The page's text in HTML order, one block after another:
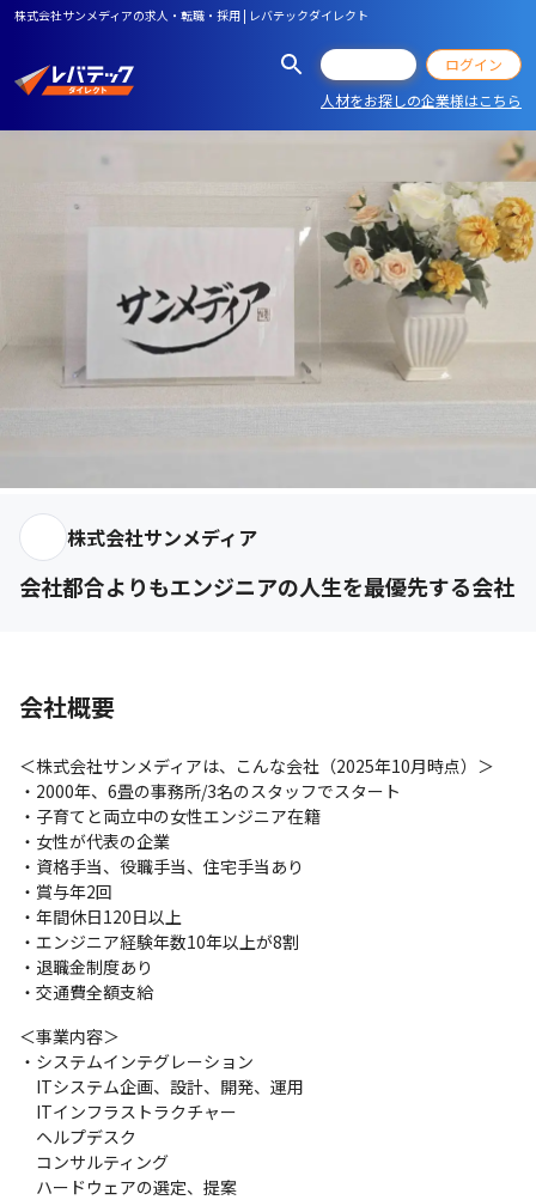
株式会社サンメディアの求人・転職・採用 | レバテックダイレクト
ログイン
人材をお探しの企業様はこちら
株式会社サンメディア
会社都合よりもエンジニアの人生を最優先する会社
会社概要
＜株式会社サンメディアは、こんな会社（2025年10月時点）＞
・2000年、6畳の事務所/3名のスタッフでスタート
・子育てと両立中の女性エンジニア在籍
・女性が代表の企業
・資格手当、役職手当、住宅手当あり
・賞与年2回
・年間休日120日以上
・エンジニア経験年数10年以上が8割
・退職金制度あり
・交通費全額支給
＜事業内容＞
・システムインテグレーション
ITシステム企画、設計、開発、運用
ITインフラストラクチャー
ヘルプデスク
コンサルティング
ハードウェアの選定、提案